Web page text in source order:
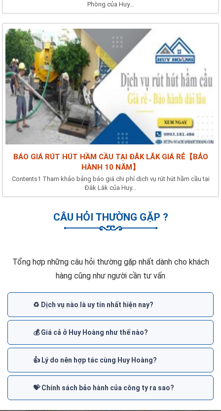
Phòng của Huy...
BÁO GIÁ RÚT HÚT HẦM CẦU TẠI ĐẮK LẮK GIÁ RẺ【BẢO
HÀNH 10 NĂM】
Contents1 Tham khảo bảng báo giá chi phí dịch vụ rút hút hầm cầu tại
Đắk Lắk của Huy...
CÂU HỎI THƯỜNG GẶP ?
Tổng hợp những câu hỏi thường gặp nhất dành cho khách
hàng cũng như người cần tư vấn
♻️ Dịch vụ nào là uy tín nhất hiện nay?
💰 Giá cả ở Huy Hoàng như thế nào?
👍 Lý do nên hợp tác cùng Huy Hoàng?
💝 Chính sách bảo hành của công ty ra sao?